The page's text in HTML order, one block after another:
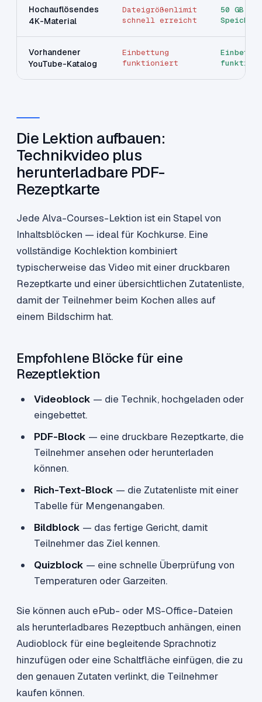
Hochauflösendes
4K-Material
Dateigrößenlimit
schnell erreicht
50 GB
Vorhandener
YouTube-Katalog
Einbettung
funktioniert
Die Lektion aufbauen:
Technikvideo plus
herunterladbare PDF-
Rezeptkarte
Jede Alva-Courses-Lektion ist ein Stapel von
Inhaltsblöcken — ideal für Kochkurse. Eine
vollständige Kochlektion kombiniert
typischerweise das Video mit einer druckbaren
Rezeptkarte und einer übersichtlichen Zutatenliste,
damit der Teilnehmer beim Kochen alles auf
einem Bildschirm hat.
Empfohlene Blöcke für eine
Rezeptlektion
Videoblock — die Technik, hochgeladen oder
eingebettet.
PDF-Block — eine druckbare Rezeptkarte, die
Teilnehmer ansehen oder herunterladen
können.
Rich-Text-Block — die Zutatenliste mit einer
Tabelle für Mengenangaben.
Bildblock — das fertige Gericht, damit
Teilnehmer das Ziel kennen.
Quizblock — eine schnelle Überprüfung von
Temperaturen oder Garzeiten.
Sie können auch ePub- oder MS-Office-Dateien
als herunterladbares Rezeptbuch anhängen, einen
Audioblock für eine begleitende Sprachnotiz
hinzufügen oder eine Schaltfläche einfügen, die zu
den genauen Zutaten verlinkt, die Teilnehmer
kaufen können.